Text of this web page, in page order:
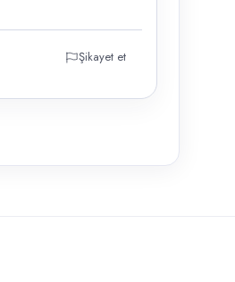
Şikayet et